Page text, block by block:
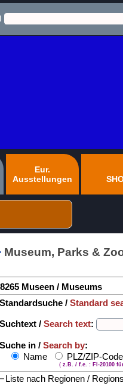
Eur.
Ausstellungen
Museum, Parks &
Museen / Museums
Standardsuche / Standard
Suchtext / Search text:
Suche in / Search by:
Name
PLZ/ZIP-
( z.B. / f.e. : FI-20100
Liste nach Regionen /